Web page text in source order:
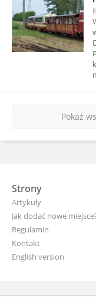
Pokaż
Strony
Artykuły
Jak dodać nowe
Regulamin
Kontakt
English version